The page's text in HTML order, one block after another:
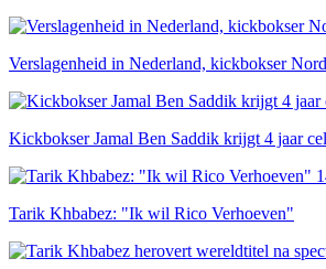
Verslagenheid in Nederland, kickbokser
Kickbokser Jamal Ben Saddik krijgt 4 jaar
Tarik Khbabez: "Ik wil Rico Verhoeven"